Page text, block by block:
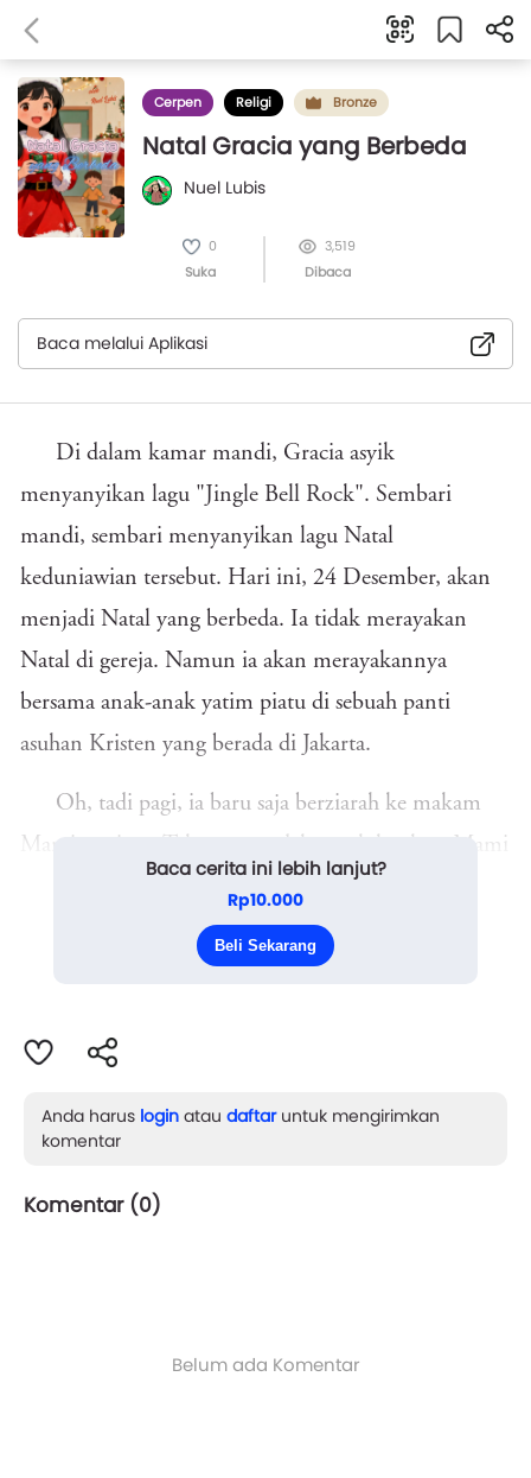
Cerpen Religi Bronze
Natal Gracia yang Berbeda
Nuel Lubis
0
Suka
3,519
Dibaca
Baca melalui Aplikasi
Di dalam kamar mandi, Gracia asyik
menyanyikan lagu "Jingle Bell Rock". Sembari
mandi, sembari menyanyikan lagu Natal
keduniawian tersebut. Hari ini, 24 Desember, akan
menjadi Natal yang berbeda. Ia tidak merayakan
Natal di gereja. Namun ia akan merayakannya
bersama anak-anak yatim piatu di sebuah panti
asuhan Kristen yang berada di Jakarta.
Oh, tadi pagi, ia baru saja berziarah ke makam
Mami tercinta. Tak terasa sudah sepuluh tahun Mami
pergi meninggalkan ia dan ketiga saudara kandung
laki-lakinya. Rasanya seperti mimpi saja, saat ia masih
Baca cerita ini lebih lanjut?
Rp10.000
Beli Sekarang
Anda harus login atau daftaruntuk mengirimkan
komentar
Komentar (0)
Belum ada Komentar